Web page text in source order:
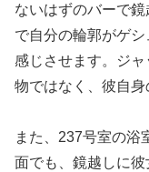
ないはずのバーで
で自分の輪郭がゲ
感じさせます。ジ
物ではなく、彼自身
また、237号室の浴
面でも、鏡越しに